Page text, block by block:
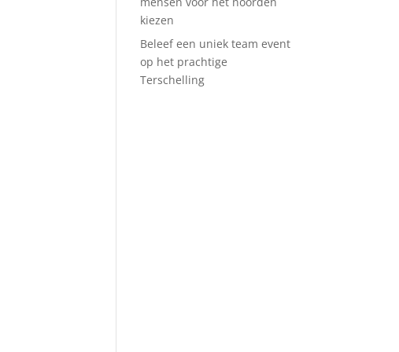
kiezen
Beleef een uniek team event
op het prachtige
Terschelling